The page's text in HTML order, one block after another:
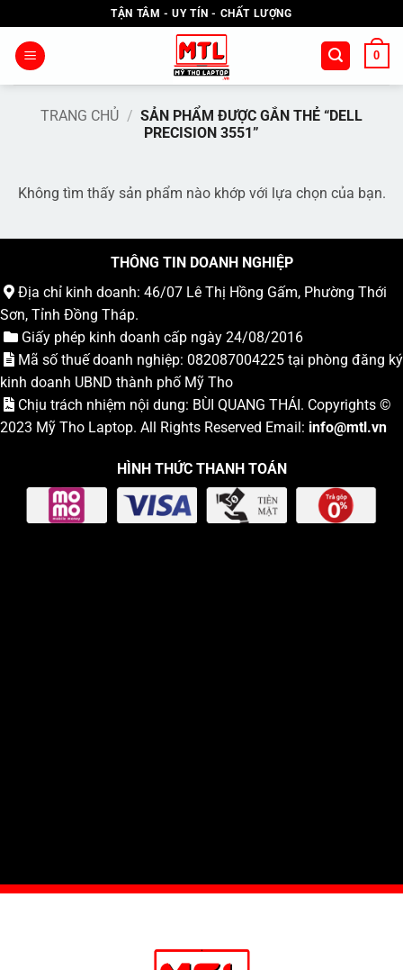
qua
nội
TẬN TÂM - UY TÍN - CHẤT LƯỢNG
0
TRANG CHỦ / SẢN PHẨM ĐƯỢC GẮN THẺ “DELL
PRECISION 3551”
Không tìm thấy sản phẩm nào khớp với lựa chọn của bạn.
THÔNG TIN DOANH NGHIỆP
Địa chỉ kinh doanh: 46/07 Lê Thị Hồng Gấm, Phường Thới
Sơn, Tỉnh Đồng Tháp.
Giấy phép kinh doanh cấp ngày 24/08/2016
Mã số thuế doanh nghiệp: 082087004225 tại phòng đăng ký
kinh doanh UBND thành phố Mỹ Tho
Chịu trách nhiệm nội dung: BÙI QUANG THÁI. Copyrights ©
2023 Mỹ Tho Laptop. All Rights Reserved Email: info@mtl.vn
HÌNH THỨC THANH TOÁN